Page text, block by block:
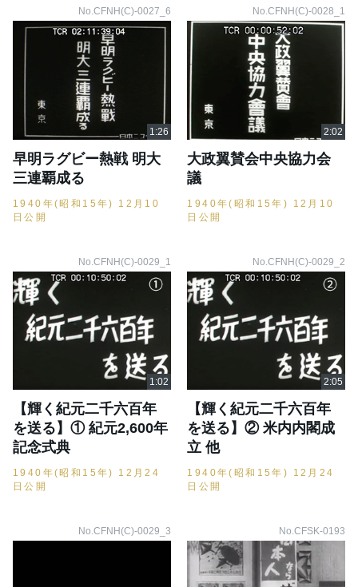
No.CFNH(C)-0027_6
早明ラグビー熱戦 明大
三連覇成る
1940年(昭和15年) 12月10
日公開
No.CFNH(C)-0028_1
大政翼賛会中央協力会
議
1940年(昭和15年) 12月10
日公開
No.CFNH(C)-0029_1
【輝く紀元二千六百年
を送る】① 紀元2,600年
記念式典
1940年(昭和15年) 12月24
日公開
No.CFNH(C)-0029_2
【輝く紀元二千六百年
を送る】② 米内内閣成
立 他
1940年(昭和15年) 12月24
日公開
No.CFNH(C)-0029_3 No.CFSK-0193